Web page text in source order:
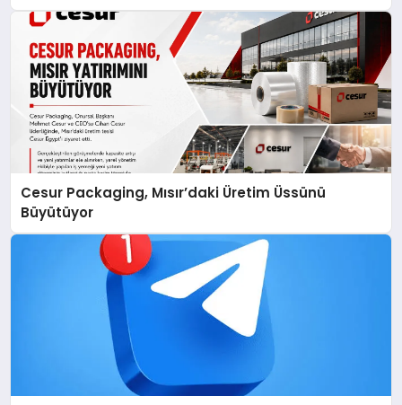
Cesur Packaging, Mısır’daki Üretim Üssünü
Büyütüyor